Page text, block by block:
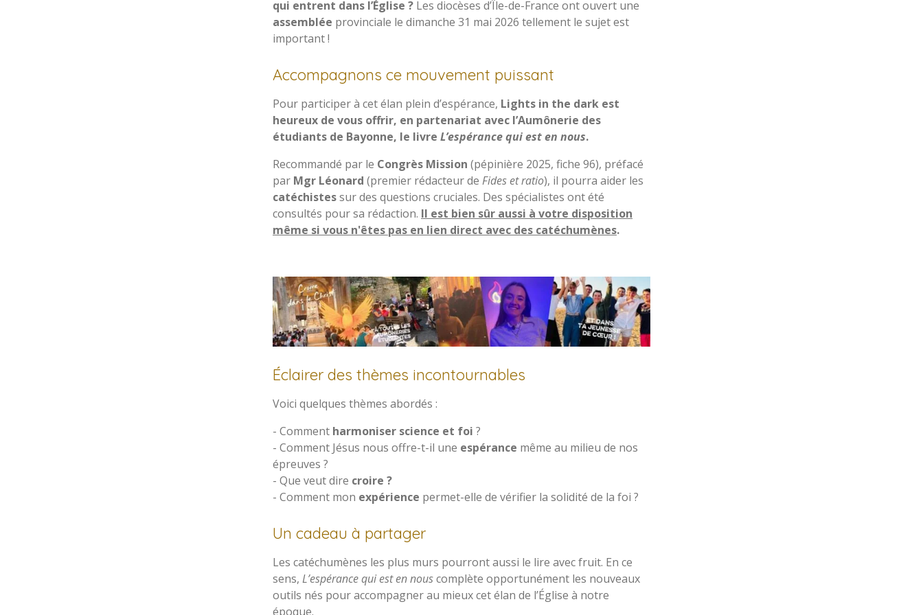
qui entrent dans l’Église ? Les diocèses d’Île-de-France ont ouvert une
assemblée provinciale le dimanche 31 mai 2026 tellement le sujet est
important !
Accompagnons ce mouvement puissant
Pour participer à cet élan plein d’espérance, Lights in the dark est
heureux de vous offrir, en partenariat avec l’Aumônerie des
étudiants de Bayonne, le livre L’espérance qui est en nous.
Recommandé par le Congrès Mission (pépinière 2025, fiche 96), préfacé
par Mgr Léonard (premier rédacteur de Fides et ratio), il pourra aider les
catéchistessur des questions cruciales. Des spécialistes ont été
consultés pour sa rédaction. Il est bien sûr aussi à votre disposition
même si vous n'êtes pas en lien direct avec des catéchumènes.
Éclairer des thèmes incontournables
Voici quelques thèmes abordés :
- Comment harmoniser science et foi ?
- Comment Jésus nous offre-t-il une espérance même au milieu de nos
épreuves ?
- Que veut dire croire ?
- Comment mon expérience permet-elle de vérifier la solidité de la foi ?
Un cadeau à partager
Les catéchumènes les plus murs pourront aussi le lire avec fruit. En ce
sens, L’espérance qui est en nouscomplète opportunément les nouveaux
outils nés pour accompagner au mieux cet élan de l’Église à notre
époque.